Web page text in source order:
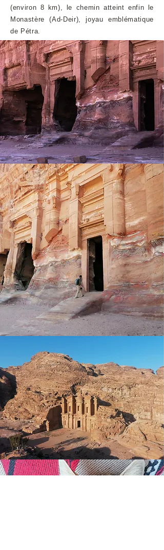
(environ 8 km), le chemin atteint enfin le
Monastère (Ad-Deir), joyau emblématique
de Pétra.